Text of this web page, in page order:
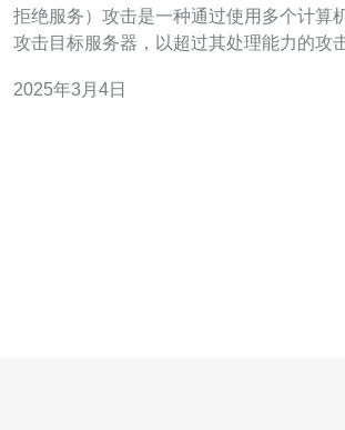
拒绝服务）攻击是一种通过使用多个计算
攻击目标服务器，以超过其处理能力的攻
致服务中断。 香港作为一个重要的互联网枢纽，吸引了大
2025年3月4日